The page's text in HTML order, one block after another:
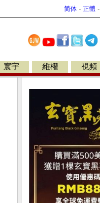
简体 - 正體 -
寰宇 維權 視頻